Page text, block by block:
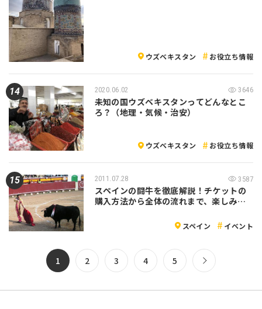
ウズベキスタン お役立ち情報
2020.06.02 3646
未知の国ウズベキスタンってどんなとこ
ろ？（地理・気候・治安）
ウズベキスタン お役立ち情報
2011.07.28 3587
スペインの闘牛を徹底解説！チケットの
購入方法から全体の流れまで、楽しみ…
スペイン イベント
1 2 3 4 5